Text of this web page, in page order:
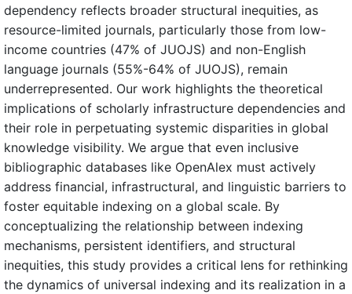
dependency reflects broader structural inequities, as
resource-limited journals, particularly those from low-
income countries (47% of JUOJS) and non-English
language journals (55%-64% of JUOJS), remain
underrepresented. Our work highlights the theoretical
implications of scholarly infrastructure dependencies and
their role in perpetuating systemic disparities in global
knowledge visibility. We argue that even inclusive
bibliographic databases like OpenAlex must actively
address financial, infrastructural, and linguistic barriers to
foster equitable indexing on a global scale. By
conceptualizing the relationship between indexing
mechanisms, persistent identifiers, and structural
inequities, this study provides a critical lens for rethinking
the dynamics of universal indexing and its realization in a